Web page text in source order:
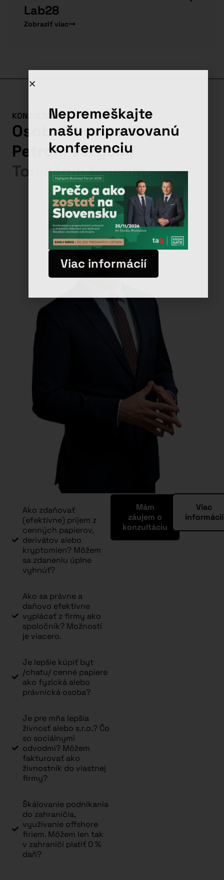
Lab28
Zobraziť viac
KONZULTÁCIE
Osobné konzultácie s
Petrom Vargom/
Tomášom Demom
Ako zdaňovať
(efektívne) príjem z
cenných papierov,
derivátov alebo
kryptomien? Môžem
sa zdaneniu úplne
vyhnúť?
Ako sa právne a
daňovo efektívne
vyplácať z firmy ako
spoločník? Možností
je viacero.
Je lepšie kúpiť byt
/chatu/ cenné papiere
ako fyzická alebo
právnická osoba?
Je pre mňa lepšia
živnosť alebo s.r.o.? Čo
so sociálnymi
odvodmi? Môžem
fakturovať ako
živnostník do vlastnej
firmy?
Škálovanie podnikania
do zahraničia,
využívanie offshore
firiem. Môžem len tak
v zahraničí platiť 0 %
daň?
Mám
záujem o
konzultáciu
Viac
informácií
Nepremeškajte
našu pripravovanú
konferenciu
Viac informácií